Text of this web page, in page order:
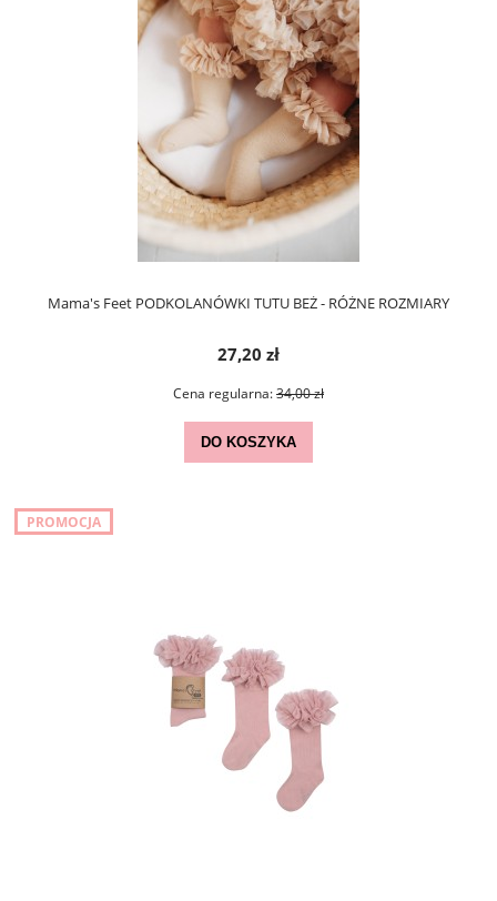
Mama's Feet PODKOLANÓWKI TUTU BEŻ - RÓŻNE ROZMIARY
27,20 zł
Cena regularna:34,00 zł
DO KOSZYKA
PROMOCJA